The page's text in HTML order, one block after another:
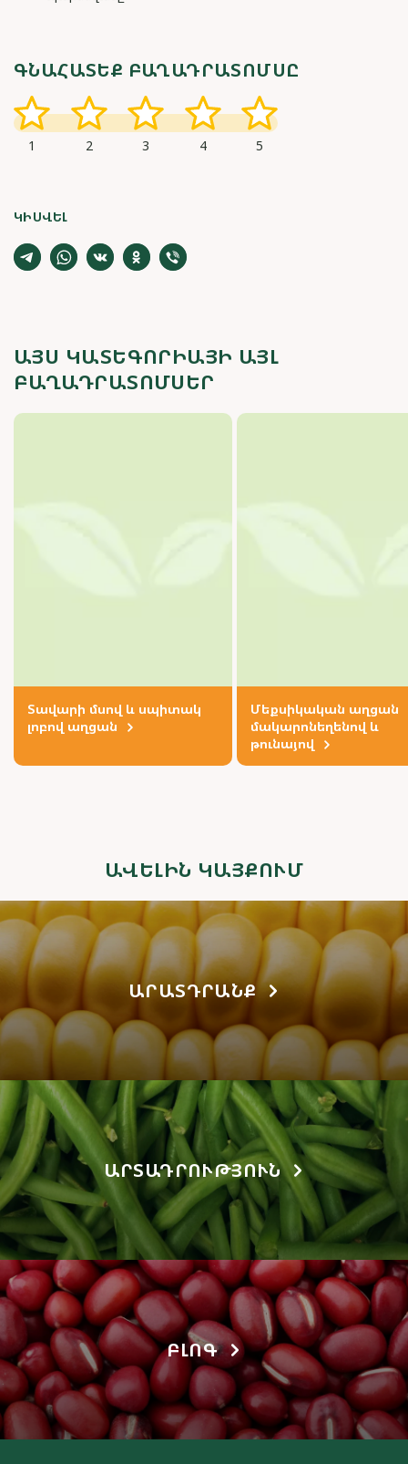
ԳՆԱՀԱՏԵՔ ԲԱՂԱԴՐԱՏՈՄՍԸ
1 2 3 4 5
ԿԻՍՎԵԼ
ԱՅՍ ԿԱՏԵԳՈՐԻԱՅԻ ԱՅԼ
ԲԱՂԱԴՐԱՏՈՄՍԵՐ
Տավարի մսով և սպիտակ
լոբով աղցան
Մեքսիկական աղցան
մակարոնեղենով և
թունայով
ԱՎԵԼԻՆ ԿԱՅՔՈՒՄ
ԱՐԱՏԴՐԱՆՔ
ԱՐՏԱԴՐՈՒԹՅՈՒՆ
ԲԼՈԳ